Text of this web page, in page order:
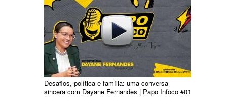
Desafios, política e família: uma conversa
sincera com Dayane Fernandes | Papo Infoco #01